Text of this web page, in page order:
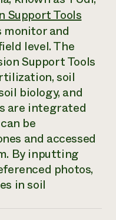
electrónicos
Energy
AgriSolar
Support Tools
and
level. The
Support Tools
soil
biology, and
are integrated
be
and accessed
By inputting
photos,
in soil